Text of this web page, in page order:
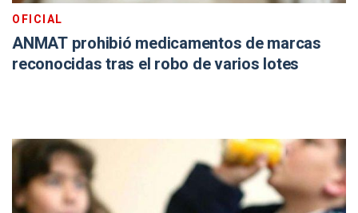
OFICIAL
ANMAT prohibió medicamentos de marcas
reconocidas tras el robo de varios lotes